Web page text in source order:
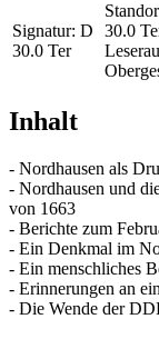
Signatur: D
30.0 Ter
30.0
Inhalt
- Nordhausen als
- Nordhausen und
von 1663
- Berichte zum
- Ein Denkmal im
- Ein menschliches
- Erinnerungen an
- Die Wende der